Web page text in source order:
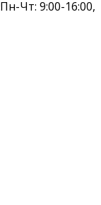
Пн-Чт: 9:00-16:00,